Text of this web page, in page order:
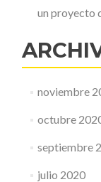
un proyecto
noviembre
octubre
septiembre
julio 2020